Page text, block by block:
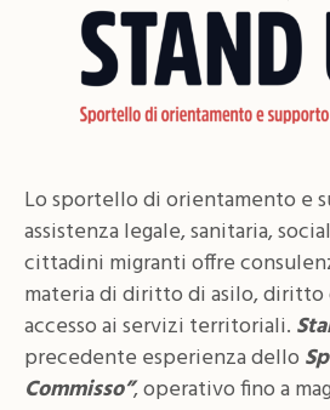
Lo sportello di orientamento e
assistenza legale, sanitaria,
cittadini migranti offre
materia di diritto di asilo, diritto
accesso ai servizi territoriali.
precedente esperienza dello
Commisso”, operativo fino a